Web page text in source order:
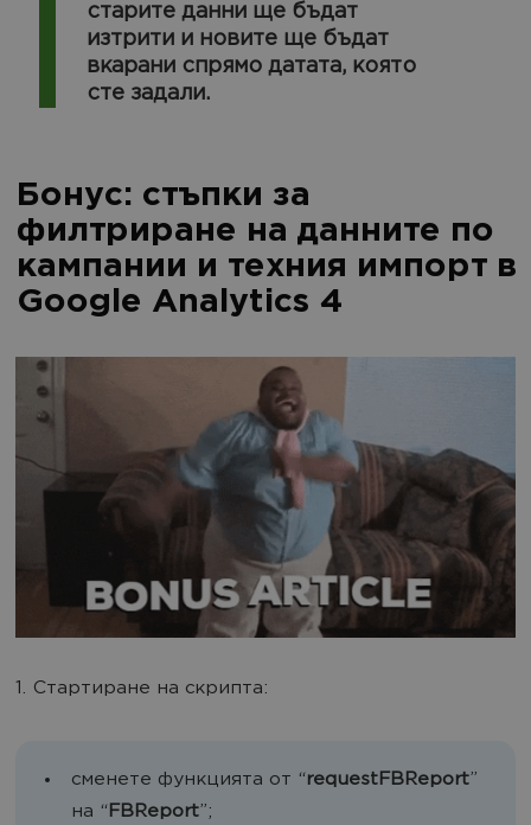
старите данни ще бъдат
изтрити и новите ще бъдат
вкарани спрямо датата, която
сте задали.
Бонус: стъпки за
филтриране на данните по
кампании и техния импорт в
Google Analytics 4
1. Стартиране на скрипта:
сменете функцията от “requestFBReport”
на “FBReport”;